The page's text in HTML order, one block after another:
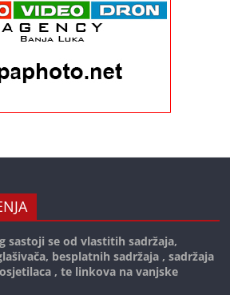
sastoji se od vlastitih sadržaja,
besplatnih sadržaja , sadržaja
, te linkova na vanjske